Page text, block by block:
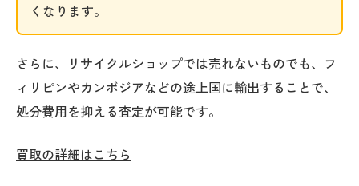
くなります。
さらに、リサイクルショップでは売れないものでも、フ
ィリピンやカンボジアなどの途上国に輸出することで、
処分費用を抑える査定が可能です。
買取の詳細はこちら